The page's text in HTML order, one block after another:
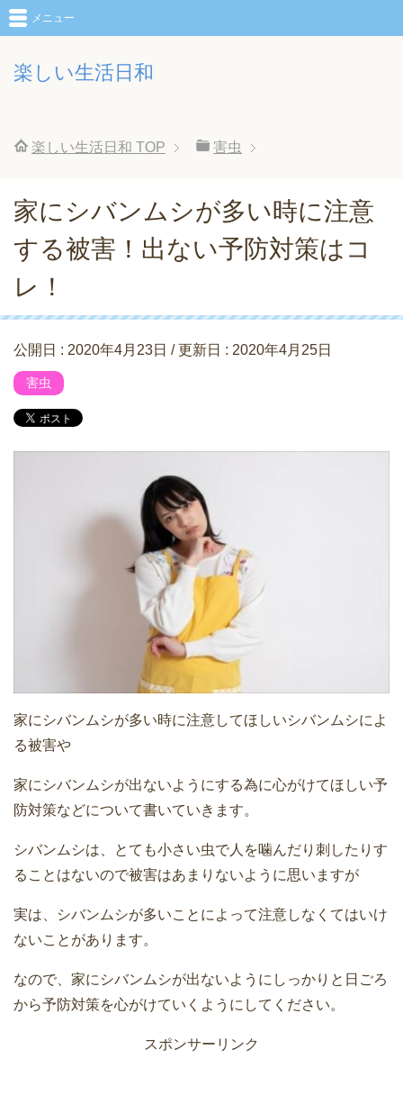
楽しい生活日和
メニュー
楽しい生活日和 TOP 害虫
家にシバンムシが多い時に注意
する被害！出ない予防対策はコ
レ！
公開日 : 2020年4月23日 / 更新日 : 2020年4月25日
害虫
家にシバンムシが多い時に注意してほしいシバンムシによ
る被害や
家にシバンムシが出ないようにする為に心がけてほしい予
防対策などについて書いていきます。
シバンムシは、とても小さい虫で人を噛んだり刺したりす
ることはないので被害はあまりないように思いますが
実は、シバンムシが多いことによって注意しなくてはいけ
ないことがあります。
なので、家にシバンムシが出ないようにしっかりと日ごろ
から予防対策を心がけていくようにしてください。
スポンサーリンク